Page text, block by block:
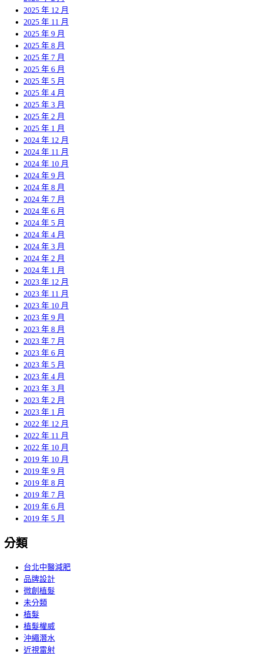
2025 年 12 月
2025 年 11 月
2025 年 9 月
2025 年 8 月
2025 年 7 月
2025 年 6 月
2025 年 5 月
2025 年 4 月
2025 年 3 月
2025 年 2 月
2025 年 1 月
2024 年 12 月
2024 年 11 月
2024 年 10 月
2024 年 9 月
2024 年 8 月
2024 年 7 月
2024 年 6 月
2024 年 5 月
2024 年 4 月
2024 年 3 月
2024 年 2 月
2024 年 1 月
2023 年 12 月
2023 年 11 月
2023 年 10 月
2023 年 9 月
2023 年 8 月
2023 年 7 月
2023 年 6 月
2023 年 5 月
2023 年 4 月
2023 年 3 月
2023 年 2 月
2023 年 1 月
2022 年 12 月
2022 年 11 月
2022 年 10 月
2019 年 10 月
2019 年 9 月
2019 年 8 月
2019 年 7 月
2019 年 6 月
2019 年 5 月
分類
台北中醫減肥
品牌設計
微創植髮
未分類
植髮
植髮權威
沖繩潛水
近視雷射